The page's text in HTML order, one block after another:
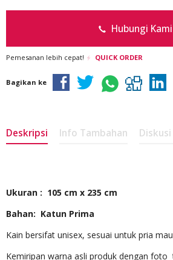
Hubungi Kami
Pemesanan lebih cepat! QUICK ORDER
Bagikan ke
Deskripsi Info Tambahan Diskusi
Ukuran : 105 cm x 235 cm
Bahan: Katun Prima
Kain bersifat unisex, sesuai untuk pria
Kemiripan warna asli produk dengan foto